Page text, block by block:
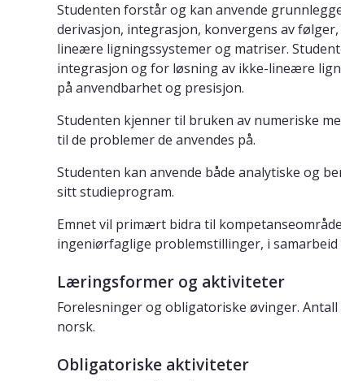
Studenten forstår og kan anvende
derivasjon, integrasjon, konvergens av
lineære ligningssystemer og matriser.
integrasjon og for løsning av ikke-lineære
på anvendbarhet og presisjon.
Studenten kjenner til bruken av numeriske
til de problemer de anvendes på.
Studenten kan anvende både analytiske og
sitt studieprogram.
Emnet vil primært bidra til
ingeniørfaglige problemstillinger, i
Læringsformer og aktiviteter
Forelesninger og obligatoriske øvinger.
norsk.
Obligatoriske aktiviteter